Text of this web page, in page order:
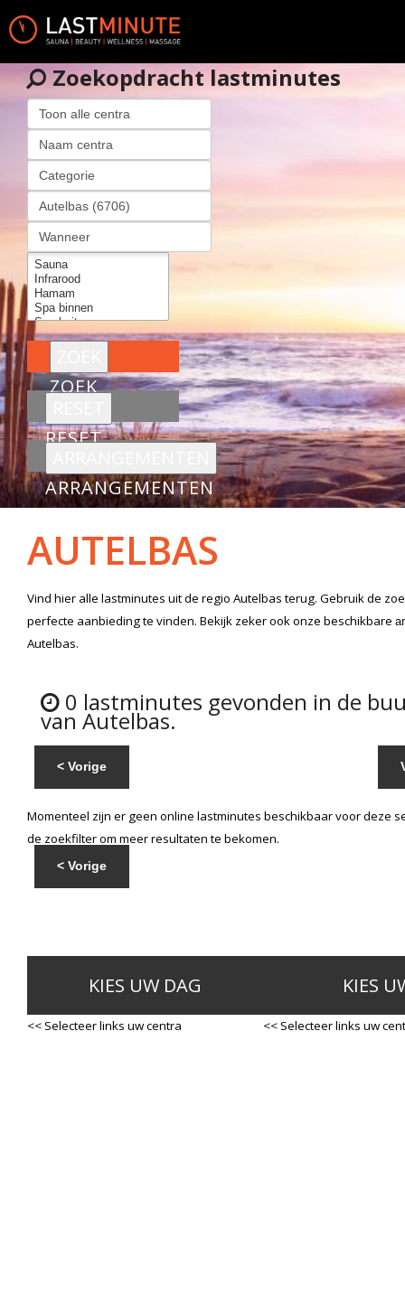
Zoekopdracht lastminutes
ZOEK
RESET
ARRANGEMENTEN
AUTELBAS
Vind hier alle lastminutes uit de regio Autelbasterug. Gebruik de
perfecte aanbieding te vinden. Bekijk zeker ook onze beschikbare
Autelbas.
0 lastminutes gevonden in de
van Autelbas.
< Vorige
Momenteel zijn er geen online lastminutes beschikbaar voor deze
de zoekfilter om meer resultaten te bekomen.
< Vorige
KIES UW DAG
<< Selecteer links uw centra
KIES
<< Selecteer links uw